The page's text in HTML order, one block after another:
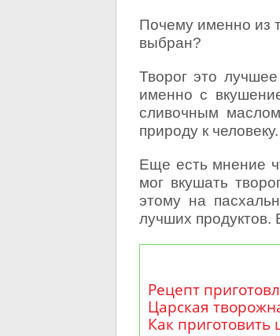
Почему именно из
выбран?
Творог это
именно с
сливочным
природу к человеку.
Еще есть мнение
мог вкушать
этому на
лучших продуктов.
Рецепт
Царская
Как